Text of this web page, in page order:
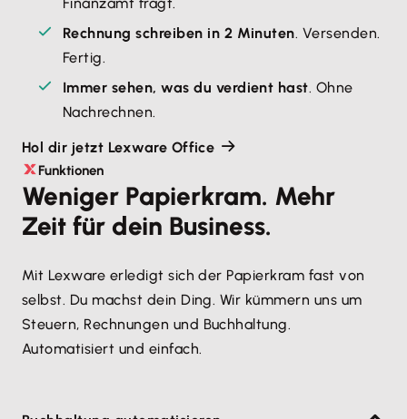
Rechnung schreiben in 2 Minuten. Versenden.
Fertig.
Immer sehen, was du verdient hast. Ohne
Nachrechnen.
Hol dir jetzt Lexware Office
Funktionen
Weniger Papierkram. Mehr
Zeit für dein Business.
Mit Lexware erledigt sich der Papierkram fast von
selbst. Du machst dein Ding. Wir kümmern uns um
Steuern, Rechnungen und Buchhaltung.
Automatisiert und einfach.